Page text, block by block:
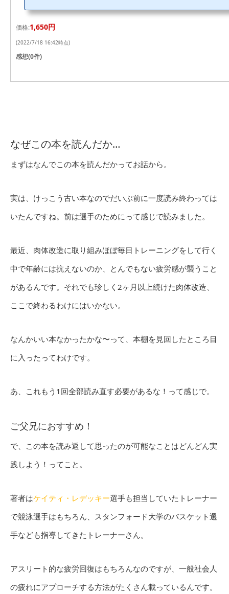
価格:1,650円
(2022/7/18 16:42時点)
感想(0件)
なぜこの本を読んだか…
まずはなんでこの本を読んだかってお話から。
実は、けっこう古い本なのでだいぶ前に一度読み終わっては
いたんですね。前は選手のためにって感じで読みました。
最近、肉体改造に取り組みほぼ毎日トレーニングをして行く
中で年齢には抗えないのか、とんでもない疲労感が襲うこと
があるんです。それでも珍しく2ヶ月以上続けた肉体改造、
ここで終わるわけにはいかない。
なんかいい本なかったかな〜って、本棚を見回したところ目
に入ったってわけです。
あ、これもう1回全部読み直す必要があるな！って感じで。
ご父兄におすすめ！
で、この本を読み返して思ったのが可能なことはどんどん実
践しよう！ってこと。
著者はケイティ・レデッキー選手も担当していたトレーナー
で競泳選手はもちろん、スタンフォード大学のバスケット選
手なども指導してきたトレーナーさん。
アスリート的な疲労回復はもちろんなのですが、一般社会人
の疲れにアプローチする方法がたくさん載っているんです。